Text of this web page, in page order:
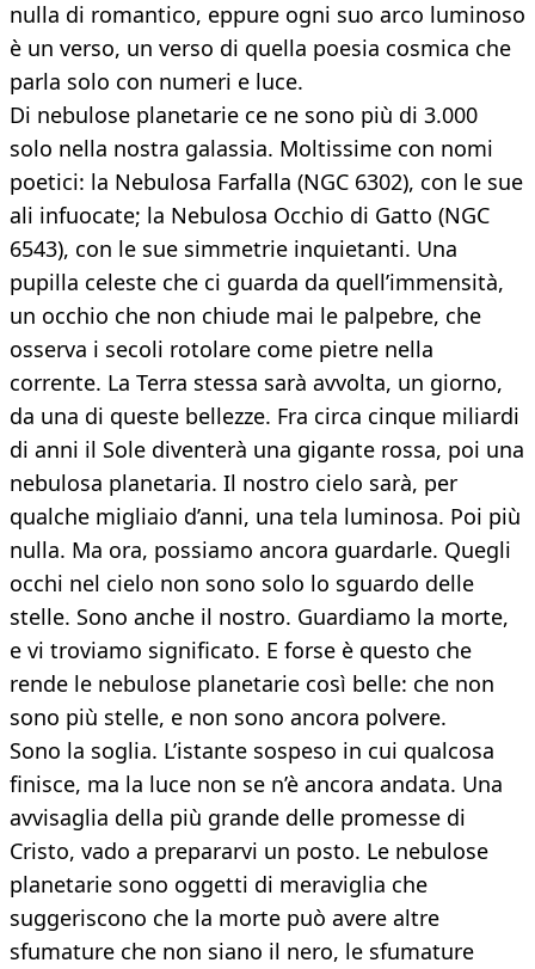
nulla di romantico, eppure ogni suo arco luminoso
è un verso, un verso di quella poesia cosmica che
parla solo con numeri e luce.
Di nebulose planetarie ce ne sono più di 3.000
solo nella nostra galassia. Moltissime con nomi
poetici: la Nebulosa Farfalla (NGC 6302), con le sue
ali infuocate; la Nebulosa Occhio di Gatto (NGC
6543), con le sue simmetrie inquietanti. Una
pupilla celeste che ci guarda da quell’immensità,
un occhio che non chiude mai le palpebre, che
osserva i secoli rotolare come pietre nella
corrente. La Terra stessa sarà avvolta, un giorno,
da una di queste bellezze. Fra circa cinque miliardi
di anni il Sole diventerà una gigante rossa, poi una
nebulosa planetaria. Il nostro cielo sarà, per
qualche migliaio d’anni, una tela luminosa. Poi più
nulla. Ma ora, possiamo ancora guardarle. Quegli
occhi nel cielo non sono solo lo sguardo delle
stelle. Sono anche il nostro. Guardiamo la morte,
e vi troviamo significato. E forse è questo che
rende le nebulose planetarie così belle: che non
sono più stelle, e non sono ancora polvere.
Sono la soglia. L’istante sospeso in cui qualcosa
finisce, ma la luce non se n’è ancora andata. Una
avvisaglia della più grande delle promesse di
Cristo, vado a prepararvi un posto. Le nebulose
planetarie sono oggetti di meraviglia che
suggeriscono che la morte può avere altre
sfumature che non siano il nero, le sfumature